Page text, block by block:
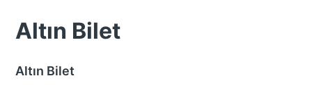
Altın Bilet
Altın Bilet